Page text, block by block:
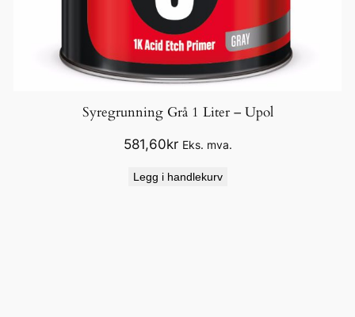
Syregrunning Grå 1 Liter – Upol
581,60kr Eks. mva.
Legg i handlekurv